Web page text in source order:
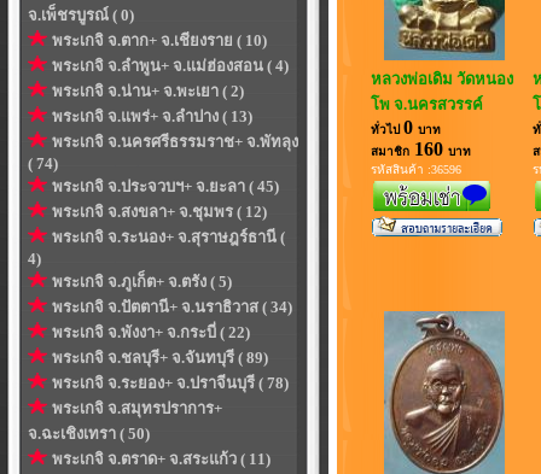
จ.เพ็ชรบูรณ์ ( 0)
พระเกจิ จ.ตาก+ จ.เชียงราย ( 10)
พระเกจิ จ.ลำพูน+ จ.แม่ฮ่องสอน ( 4)
พระเกจิ จ.น่าน+ จ.พะเยา ( 2)
พระเกจิ จ.แพร่+ จ.ลำปาง ( 13)
พระเกจิ จ.นครศรีธรรมราช+ จ.พัทลุง
( 74)
พระเกจิ จ.ประจวบฯ+ จ.ยะลา ( 45)
พระเกจิ จ.สงขลา+ จ.ชุมพร ( 12)
พระเกจิ จ.ระนอง+ จ.สุราษฎร์ธานี (
4)
พระเกจิ จ.ภูเก็ต+ จ.ตรัง ( 5)
พระเกจิ จ.ปัตตานี+ จ.นราธิวาส ( 34)
พระเกจิ จ.พังงา+ จ.กระบี่ ( 22)
พระเกจิ จ.ชลบุรี+ จ.จันทบุรี ( 89)
พระเกจิ จ.ระยอง+ จ.ปราจีนบุรี ( 78)
พระเกจิ จ.สมุทรปราการ+
จ.ฉะเชิงเทรา ( 50)
พระเกจิ จ.ตราด+ จ.สระแก้ว ( 11)
หลวงพ่อเดิม วัดหนอง
โพ จ.นครสวรรค์
ทั่วไป 0 บาท
สมาชิก 160 บาท
รหัสสินค้า :36596